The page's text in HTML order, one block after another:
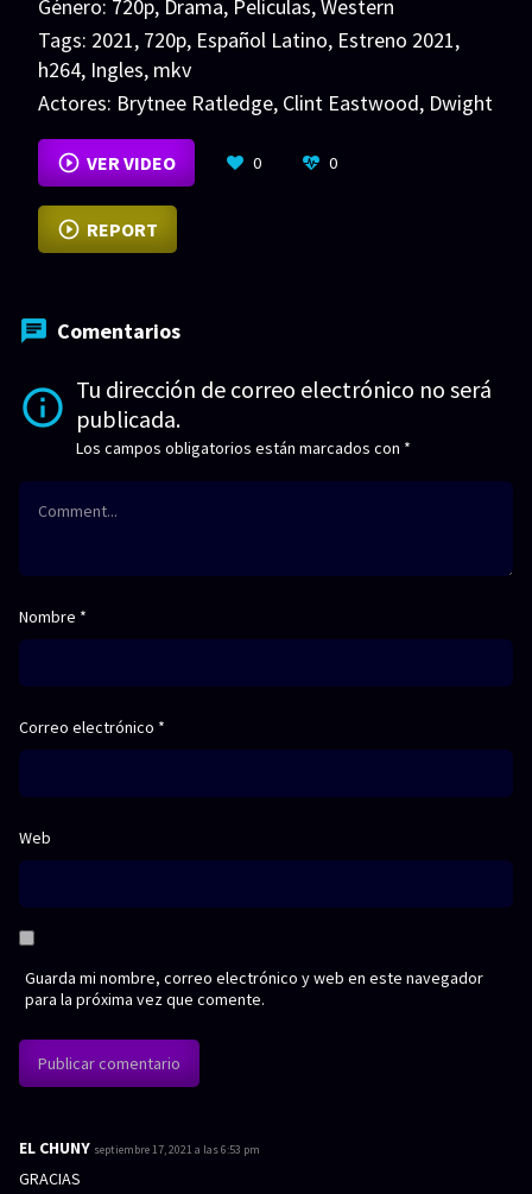
Género: 720p, Drama, Peliculas,Western
Tags: 2021, 720p, Español Latino, Estreno 2021,
h264, Ingles, mkv
Actores: Brytnee Ratledge, Clint Eastwood, Dwight
Yoakam
VER MÁS
VER VIDEO 0 0
REPORT
Comentarios
Tu dirección de correo electrónico no será
publicada.
Los campos obligatorios están marcados con *
Nombre *
Correo electrónico *
Web
Guarda mi nombre, correo electrónico y web en este navegador
para la próxima vez que comente.
EL CHUNY dseptiembre 17, 2021 a las 6:53 pm
GRACIAS